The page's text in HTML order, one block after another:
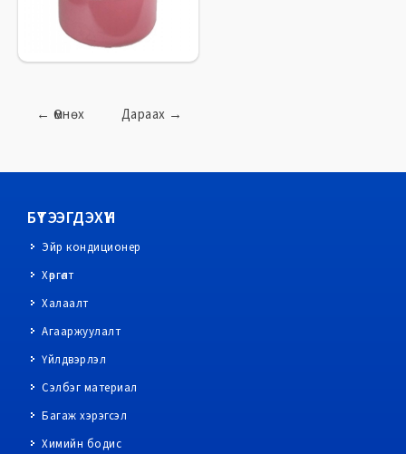
← Өмнөх Дараах →
БҮТЭЭГДЭХҮҮН
Эйр кондиционер
Хөргөлт
Халаалт
Агааржуулалт
Үйлдвэрлэл
Сэлбэг материал
Багаж хэрэгсэл
Химийн бодис